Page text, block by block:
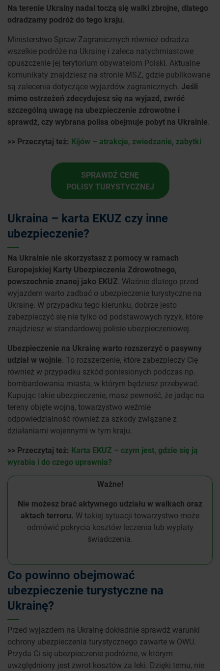
Na terenie Ukrainy nadal toczą się walki zbrojne, dlatego
odradzamy podróż do tego kraju.
Ministerstwo Spraw Zagranicznych również odradza
wszelkie podróże na Ukrainę i zaleca natychmiastowe
opuszczenie jej terytorium obywatelom Polski. Aktualne
komunikaty znajdziesz na stronie MSZ, gdzie publikowane
są zalecenia dotyczące wyjazdów zagranicznych. Jeśli
mimo ostrzeżeń zdecydujesz się na wyjazd, zwróć
szczególną uwagę na ubezpieczenie zdrowotne i
sprawdź, czy wybrana polisa obejmuje pobyt na Ukrainie.
>> Przeczytaj też: Kijów – atrakcje, zwiedzanie, zabytki
SPRAWDŹ CENĘ
POLISY TURYSTYCZNEJ
Ukraina – karta EKUZ czy inne
ubezpieczenie?
Na Ukrainie nie skorzystasz z pomocy w ramach
Europejskiej Karty Ubezpieczenia Zdrowotnego,
powszechnie znanej jako EKUZ. Właśnie dlatego przed
wyjazdem warto zadbać o ubezpieczenie turystyczne na
Ukrainę. W przypadku tego kierunku, dobrze jesto
zabezpieczyć się nie tylko od podstawowych ryzyk, które
znajdziesz w standardowej polisie ubezpieczeniowej.
Ubezpieczenie na Ukrainę warto rozszerzyć o pasywny
udział w wojnie. To rozszerzenie, które zabezpieczy Cię
również w przypadku szkód poniesionych podczas np.
bombardowania miasta, w którym będziesz przebywać.
Kupując takie ubezpieczenie, masz pewność, że jadąc na
tereny objęte wojną, towarzystwo weźmie
odpowiedzialność również za szkody związane z
działaniami wojennymi w tym kraju.
>> Przeczytaj też: Karta EKUZ – czym jest, gdzie się ją
wyrabia i do czego uprawnia?
Ważne!
Nie możesz brać aktywnego udziału w walkach oraz
aktach terroru. W takiej sytuacji towarzystwo może
odmówić pokrycia kosztów leczenia lub wypłaty
świadczenia.
Co powinno obejmować
ubezpieczenie turystyczne na
Ukrainę?
Przed wyjazdem na Ukrainę dokładnie sprawdź warunki
ochrony ubezpieczenia turystycznego zawarte w OWU.
Przyda Ci się ubezpieczenie podróżne, w którym
uwzględniony jest zwrot kosztów za leki. Dzięki temu, nie